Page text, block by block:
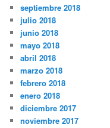
septiembre 2018
julio 2018
junio 2018
mayo 2018
abril 2018
marzo 2018
febrero 2018
enero 2018
diciembre 2017
noviembre 2017